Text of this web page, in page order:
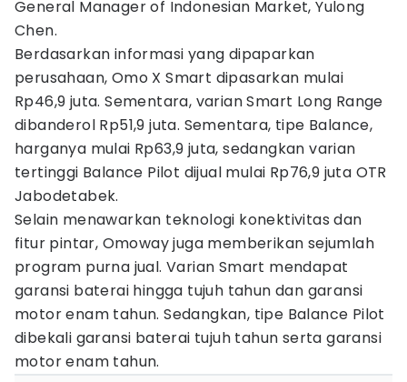
General Manager of Indonesian Market, Yulong
Chen.
Berdasarkan informasi yang dipaparkan
perusahaan, Omo X Smart dipasarkan mulai
Rp46,9 juta. Sementara, varian Smart Long Range
dibanderol Rp51,9 juta. Sementara, tipe Balance,
harganya mulai Rp63,9 juta, sedangkan varian
tertinggi Balance Pilot dijual mulai Rp76,9 juta OTR
Jabodetabek.
Selain menawarkan teknologi konektivitas dan
fitur pintar, Omoway juga memberikan sejumlah
program purna jual. Varian Smart mendapat
garansi baterai hingga tujuh tahun dan garansi
motor enam tahun. Sedangkan, tipe Balance Pilot
dibekali garansi baterai tujuh tahun serta garansi
motor enam tahun.